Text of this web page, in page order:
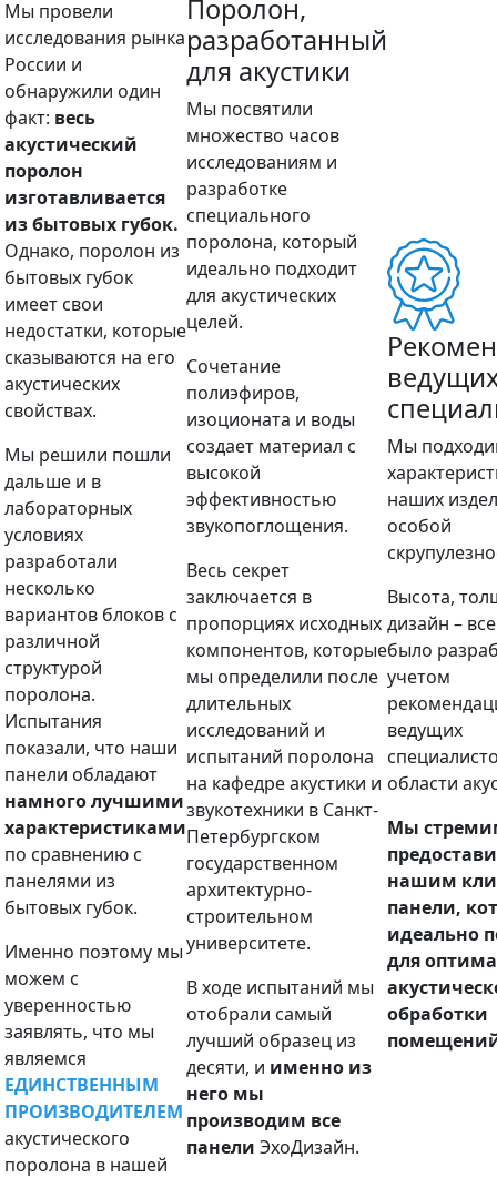
Мы провели
исследования рынка
России и
обнаружили один
факт: весь
акустический
поролон
изготавливается
из бытовых губок.
Однако, поролон из
бытовых губок
имеет свои
недостатки, которые
сказываются на его
акустических
свойствах.
Мы решили пошли
дальше и в
лабораторных
условиях
разработали
несколько
вариантов блоков с
различной
структурой
поролона.
Испытания
показали, что наши
панели обладают
намного лучшими
характеристиками
по сравнению с
панелями из
бытовых губок.
Именно поэтому мы
можем с
уверенностью
заявлять, что мы
являемся
ЕДИНСТВЕННЫМ
ПРОИЗВОДИТЕЛЕМ
акустического
поролона в нашей
Поролон,
разработанный
для акустики
Мы посвятили
множество часов
исследованиям и
разработке
специального
поролона, который
идеально подходит
для акустических
целей.
Сочетание
полиэфиров,
изоционата и воды
создает материал с
высокой
эффективностью
звукопоглощения.
Весь секрет
заключается в
пропорциях исходных
компонентов, которые
мы определили после
длительных
исследований и
испытаний поролона
на кафедре акустики и
звукотехники в Санкт-
Петербургском
государственном
архитектурно-
строительном
университете.
В ходе испытаний мы
отобрали самый
лучший образец из
десяти, и именно из
него мы
производим все
панели ЭхоДизайн.
Мы
наших
особой
Высота,
дизайн –
было
учетом
ведущих
области
Мы
нашим
панели,
идеально
для
обработки